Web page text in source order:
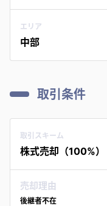
エリア
中部
取引条件
取引スキーム
株式売却（100%）
売却理由
後継者不在